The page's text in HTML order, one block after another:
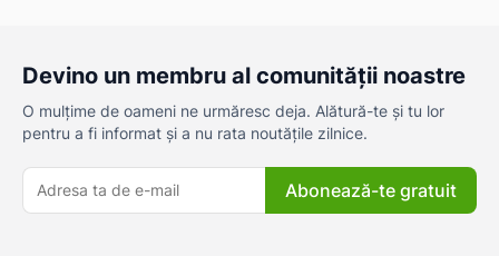
Devino un membru al comunității noastre
O mulțime de oameni ne urmăresc deja. Alătură-te și tu lor
pentru a fi informat și a nu rata noutățile zilnice.
Abonează-te gratuit